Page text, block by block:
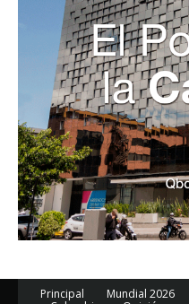
Principal
Mundial 2026